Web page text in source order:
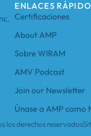
ENLACES
Certificaciones
About AMP
Sobre WIRAM
AMV Podcast
Join our Newsletter
Únase a AMP como
los derechos reservados